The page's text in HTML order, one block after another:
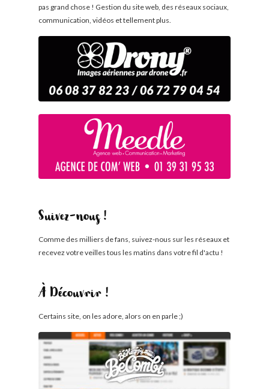
pas grand chose ! Gestion du site web, des réseaux sociaux,
communication, vidéos et tellement plus.
Suivez-nous !
Comme des milliers de fans, suivez-nous sur les réseaux et
recevez votre veilles tous les matins dans votre fil d'actu !
À Découvrir !
Certains site, on les adore, alors on en parle ;)